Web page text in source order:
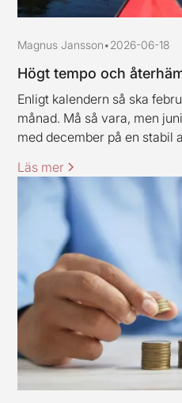
Magnus Jansson•2026-06-18
Högt tempo och
Enligt kalendern så ska
månad. Må så vara, men
med december på en stabil
Läs mer